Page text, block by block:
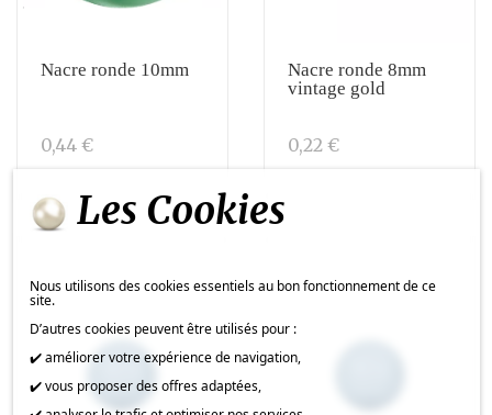
Nacre ronde 10mm
0,44 €
Nacre ronde 8mm
vintage gold
0,22 €
Les Cookies
Nous utilisons des cookies essentiels au bon fonctionnement de ce
site.
D’autres cookies peuvent être utilisés pour :
✔️ améliorer votre expérience de navigation,
✔️ vous proposer des offres adaptées,